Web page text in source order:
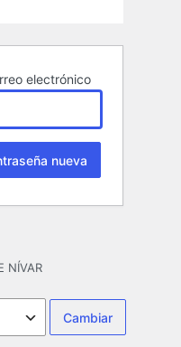
electrónico
NÍVAR